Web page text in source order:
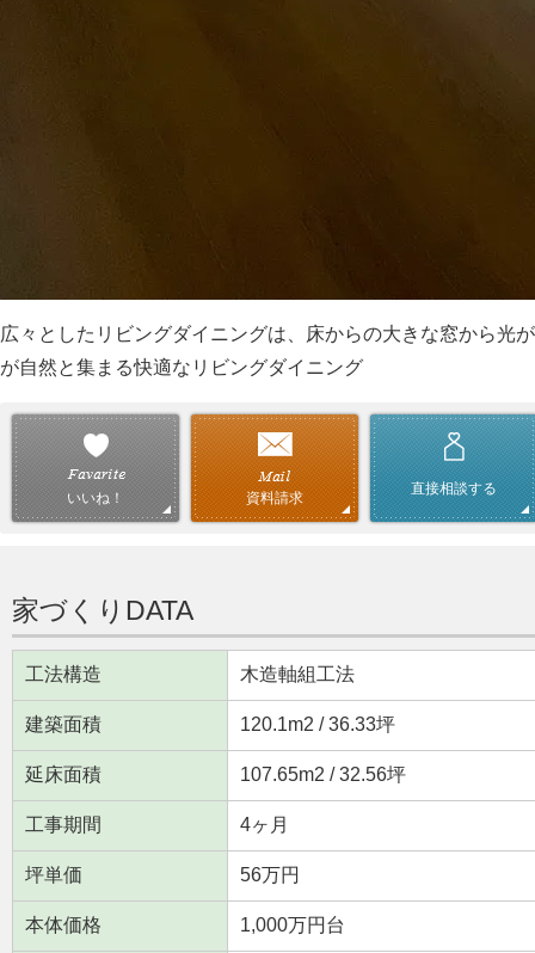
広々としたリビングダイニングは、床からの大きな窓から光
が自然と集まる快適なリビングダイニング
いいね！ 資料請求
直接相談する
家づくりDATA
工法構造 木造軸組工法
建築面積 120.1m2 / 36.33坪
延床面積 107.65m2 / 32.56坪
工事期間 4ヶ月
坪単価 56万円
本体価格 1,000万円台